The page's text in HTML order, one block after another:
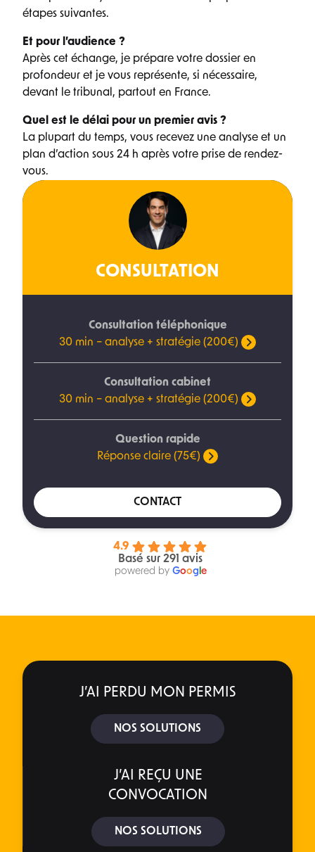
étapes suivantes.
Et pour l’audience ?
Après cet échange, je prépare votre dossier en
profondeur et je vous représente, si nécessaire,
devant le tribunal, partout en France.
Quel est le délai pour un premier avis ?
La plupart du temps, vous recevez une analyse et un
plan d’action sous 24 h après votre prise de rendez-
vous.
CONSULTATION
Consultation téléphonique
30 min – analyse + stratégie (200€)
Consultation cabinet
30 min – analyse + stratégie (200€)
Question rapide
Réponse claire (75€)
CONTACT
4.9
Basé sur 291 avis
powered by Googl e
J’AI PERDU MON PERMIS
NOS SOLUTIONS
J’AI REÇU UNE
CONVOCATION
NOS SOLUTIONS